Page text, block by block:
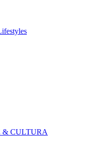
& CULTURA